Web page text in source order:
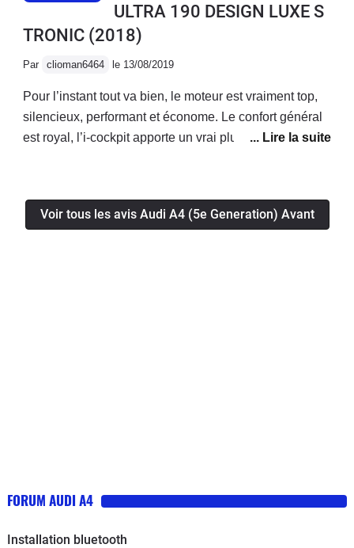
ULTRA 190 DESIGN LUXE S
TRONIC (2018)
Par clioman6464 le 13/08/2019
Pour l’instant tout va bien, le moteur est vraiment top,
silencieux, performant et économe. Le confort général
est royal, l’i-cockpit apporte un vrai plus! La voiture a
permet d’avoir une voiture bonne à tout faire!
Voir tous les avis Audi A4 (5e Generation) Avant
FORUM AUDI A4
Installation bluetooth